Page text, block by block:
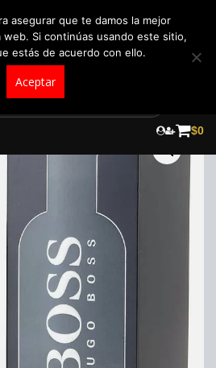
$0
asegurar que te damos la mejor
Si continúas usando este sitio,
estás de acuerdo con ello.
Aceptar